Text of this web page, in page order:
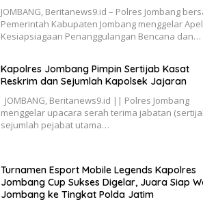
JOMBANG, Beritanews9.id – Polres Jombang
Pemerintah Kabupaten Jombang menggelar Apel
Kesiapsiagaan Penanggulangan Bencana dan…
Kapolres Jombang Pimpin Sertijab Kasat
Reskrim dan Sejumlah Kapolsek Jajaran
JOMBANG, Beritanews9.id || Polres Jombang
menggelar upacara serah terima jabatan
sejumlah pejabat utama…
Turnamen Esport Mobile Legends Kapolres
Jombang Cup Sukses Digelar, Juara Siap
Jombang ke Tingkat Polda Jatim